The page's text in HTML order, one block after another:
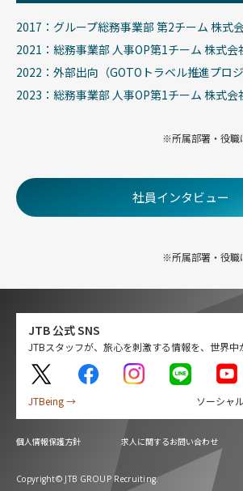
2017：グループ総務事業部 第2チーム 株式
2021：総務事業部 人事OP第1チーム 株式会
2022：外部出向（GOTOトラベル推進プロジ
2023：総務事業部 人事OP第1チーム 株式会
※所属部署・役職
社員インタビュー
※所属部署・役職
JTB 公式 SNS
JTBスタッフが、旅心を刺激する情報を、世界
JTBeing → ソーシャ
Copyright© JTB GROUP Recruiting.
個人情報保護方針 求人に関するお問い合わせ